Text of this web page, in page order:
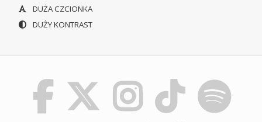
DUŻA CZCIONKA
DUŻY KONTRAST